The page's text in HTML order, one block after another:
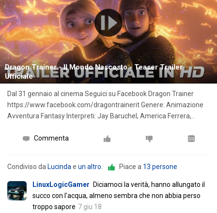
Dragon Trainer - Il Mondo Nascosto - Teaser Trailer
Ufficiale
Dal 31 gennaio al cinema Seguici su Facebook Dragon Trainer
https://www.facebook.com/dragontrainerit Genere: Animazione
Avventura Fantasy Interpreti: Jay Baruchel, America Ferrera,..
Commenta
Condiviso da Lucindae un altro. Piace a 13 persone
LinuxLogicGamer
Diciamoci la verità, hanno allungato il
succo con l'acqua, almeno sembra che non abbia perso
troppo sapore 7 giu 18